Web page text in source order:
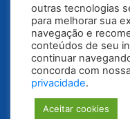
(67)
E-mail:
Lei
outras tecnologias
para melhorar sua
navegação e
conteúdos de seu
continuar
concorda com
privacidade.
Aceitar cookies